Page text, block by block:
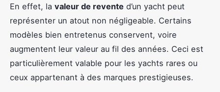
En effet, la valeur de revente d’un yacht peut
représenter un atout non négligeable. Certains
modèles bien entretenus conservent, voire
augmentent leur valeur au fil des années. Ceci est
particulièrement valable pour les yachts rares ou
ceux appartenant à des marques prestigieuses.